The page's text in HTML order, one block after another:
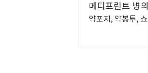
메디프린트 병
약포지, 약봉투,